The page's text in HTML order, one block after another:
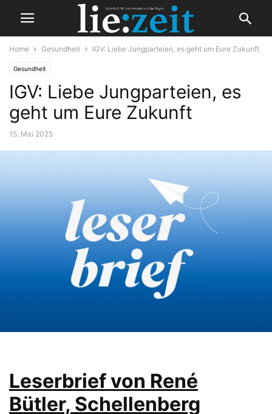
Home Gesundheit IGV: Liebe Jungparteien, es geht um Eure Zukunft
Gesundheit
IGV: Liebe Jungparteien, es
geht um Eure Zukunft
15. Mai 2025
Leserbrief von René
Bütler, Schellenberg